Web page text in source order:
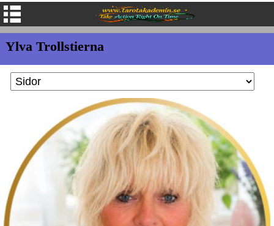
Ylva Trollstierna